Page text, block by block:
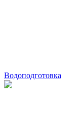
Водоподготовка